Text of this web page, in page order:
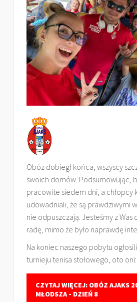
Obóz dobiegł końca, wszyscy
swoich domów. Podsumowując,
pracowite siedem dni, a chłopcy
udowadniali, że są prawdziwymi
nie odpuszczają. Jesteśmy z Was
radę, mimo że było naprawdę
Na koniec naszego pobytu
turnieju tenisa stołowego, oto oni:
CZYTAJ WIĘCEJ: OBÓZ AJAKS
MŁODSZA - DZIEŃ 8